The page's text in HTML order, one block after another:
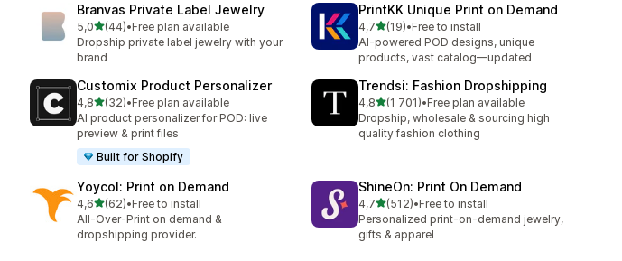
Branvas Private Label Jewelry
5,0z 5 hvězd
(44)
Celkový počet recenzí: 44
•Free plan available
Dropship private label jewelry with your
brand
PrintKK Unique Print on Demand
4,7z 5 hvězd
(19)
Celkový počet recenzí: 19
•Free to install
AI-powered POD designs, unique
products, vast catalog—updated
Customix Product Personalizer
4,8z 5 hvězd
(32)
Celkový počet recenzí: 32
•Free plan available
AI product personalizer for POD: live
preview & print files
Built for Shopify
Trendsi: Fashion Dropshipping
4,8z 5 hvězd
(1 701)
Celkový počet recenzí: 1701
•Free plan available
Dropship, wholesale & sourcing high
quality fashion clothing
Yoycol: Print on Demand
4,6z 5 hvězd
(62)
Celkový počet recenzí: 62
•Free to install
All-Over-Print on demand &
dropshipping provider.
ShineOn: Print On Demand
4,7z 5 hvězd
(512)
Celkový počet recenzí: 512
•Free to install
Personalized print-on-demand jewelry,
gifts & apparel